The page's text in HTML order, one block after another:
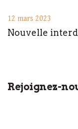
12 mars 2023
Nouvelle
Rejoignez-